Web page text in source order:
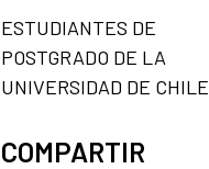
ESTUDIANTES DE
POSTGRADO DE LA
UNIVERSIDAD DE CHILE
COMPARTIR